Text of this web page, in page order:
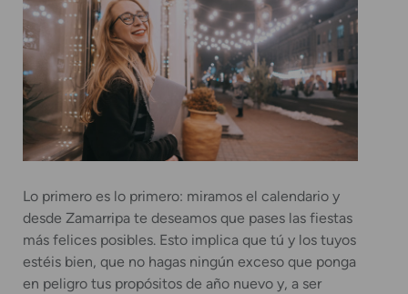
Lo primero es lo primero: miramos el calendario y
desde Zamarripa te deseamos que pases las fiestas
más felices posibles. Esto implica que tú y los tuyos
estéis bien, que no hagas ningún exceso que ponga
en peligro tus propósitos de año nuevo y, a ser